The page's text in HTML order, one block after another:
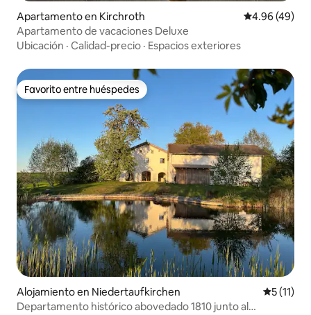
Apartamento en Kirchroth Calificación
4.96 (49)
Apartamento de vacaciones Deluxe
Ubicación · Calidad-precio · Espacios exteriores
Favorito entre huéspedes
Favorito entre huéspedes
Alojamiento en Niedertaufkirchen
5 (11)
Departamento histórico abovedado 1810 junto al